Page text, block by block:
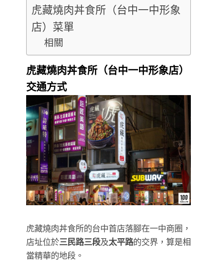
虎藏燒肉丼食所（台中一中形象
店）菜單
相關
虎藏燒肉丼食所（台中一中形象店）
交通方式
虎藏燒肉丼食所的台中首店落腳在一中商圈，
店址位於三民路三段及太平路的交界，算是相
當精華的地段。